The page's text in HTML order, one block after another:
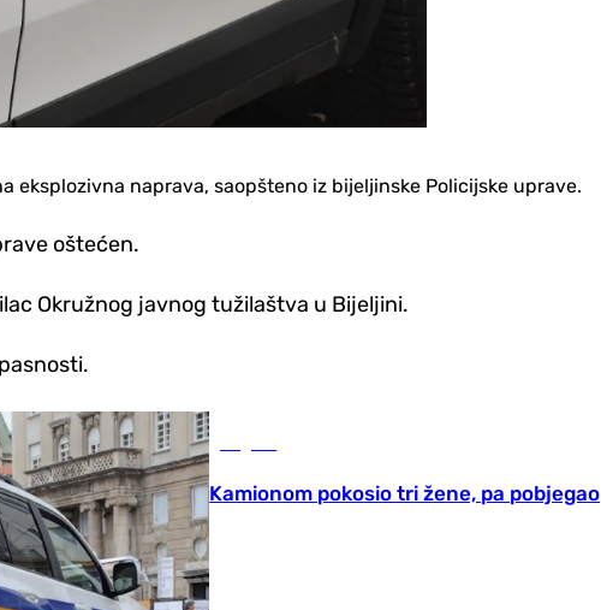
eksplozivna naprava, saopšteno iz bijeljinske Policijske uprave.
oštećen.
Okružnog javnog tužilaštva u Bijeljini.
Kamionom pokosio tri žene, pa pobjegao